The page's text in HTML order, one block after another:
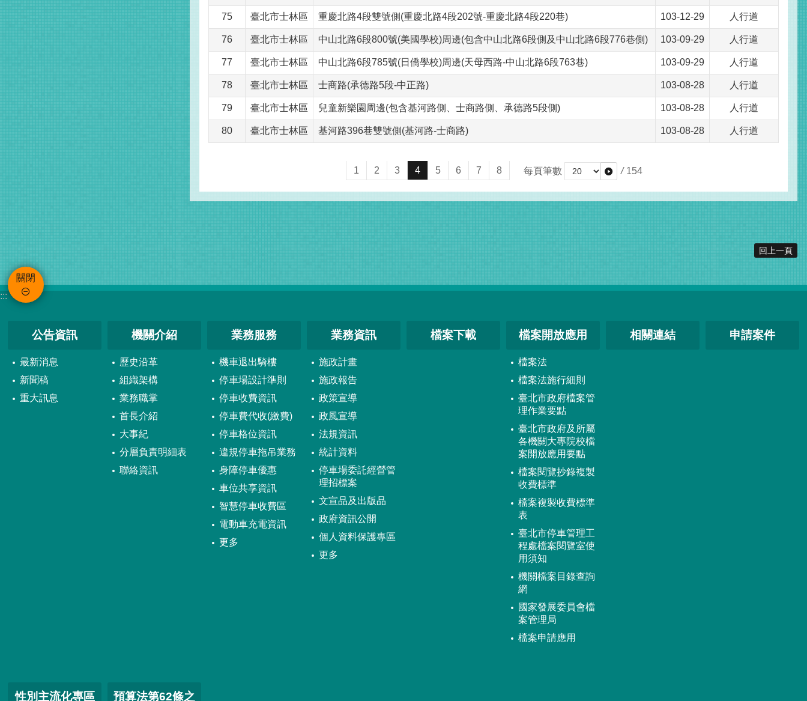
75 臺北市士林區 重慶北路4段雙號側(重慶北路4段202號-重慶北路4段220巷) 103-12-29 人行道
76 臺北市士林區 中山北路6段800號(美國學校)周邊(包含中山北路6段側及中山北路6段776巷側) 103-09-29 人行道
77 臺北市士林區 中山北路6段785號(日僑學校)周邊(天母西路-中山北路6段763巷) 103-09-29 人行道
78 臺北市士林區 士商路(承德路5段-中正路) 103-08-28 人行道
79 臺北市士林區 兒童新樂園周邊(包含基河路側、士商路側、承德路5段側) 103-08-28 人行道
80 臺北市士林區 基河路396巷雙號側(基河路-士商路) 103-08-28 人行道
1 2 3 4 5 6 7 8 每頁筆數 / 154
回上一頁
關閉
:::
公告資訊
最新消息
新聞稿
重大訊息
機關介紹
歷史沿革
組織架構
業務職掌
首長介紹
大事紀
分層負責明細表
聯絡資訊
業務服務
機車退出騎樓
停車場設計準則
停車收費資訊
停車費代收(繳費)
停車格位資訊
違規停車拖吊業務
身障停車優惠
車位共享資訊
智慧停車收費區
電動車充電資訊
更多
業務資訊
施政計畫
施政報告
政策宣導
政風宣導
法規資訊
統計資料
停車場委託經營管
理招標案
文宣品及出版品
政府資訊公開
個人資料保護專區
更多
檔案下載 檔案開放應用
檔案法
檔案法施行細則
臺北市政府檔案管
理作業要點
臺北市政府及所屬
各機關大專院校檔
案開放應用要點
檔案閱覽抄錄複製
收費標準
檔案複製收費標準
表
臺北市停車管理工
程處檔案閱覽室使
用須知
機關檔案目錄查詢
網
國家發展委員會檔
案管理局
檔案申請應用
相關連結 申請案件
性別主流化專區 預算法第62條之